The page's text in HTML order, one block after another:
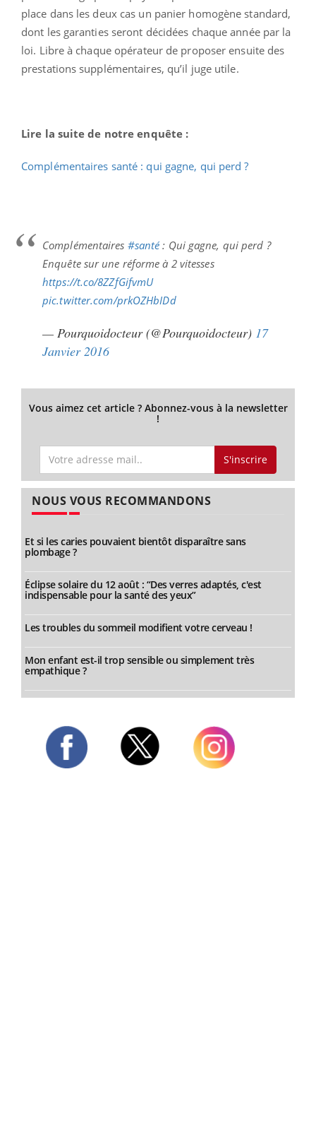
place dans les deux cas un panier homogène standard,
dont les garanties seront décidées chaque année par la
loi. Libre à chaque opérateur de proposer ensuite des
prestations supplémentaires, qu’il juge utile.
Lire la suite de notre enquête :
Complémentaires santé : qui gagne, qui perd ?
Complémentaires #santé: Qui gagne, qui perd ?
Enquête sur une réforme à 2 vitesses
https://t.co/8ZZfGifvmU
pic.twitter.com/prkOZHbIDd
— Pourquoidocteur (@Pourquoidocteur) 17
Janvier 2016
Vous aimez cet article ? Abonnez-vous à la newsletter
!
S'inscrire
NOUS VOUS RECOMMANDONS
Et si les caries pouvaient bientôt disparaître sans
plombage ?
Éclipse solaire du 12 août : “Des verres adaptés, c'est
indispensable pour la santé des yeux”
Les troubles du sommeil modifient votre cerveau !
Mon enfant est-il trop sensible ou simplement très
empathique ?